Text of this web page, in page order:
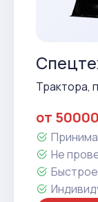
Трактора,
от
Не